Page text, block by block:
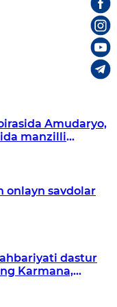
Amudaryo,
manzilli
onlayn savdolar
dastur
Karmana,